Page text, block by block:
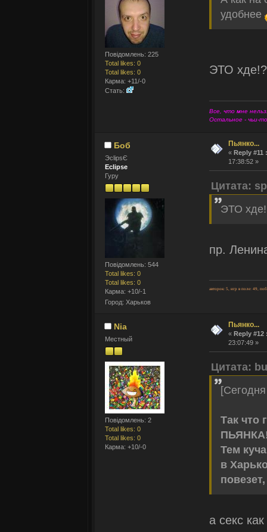
Повідомлень: 225
Total likes: 0
Total likes: 0
Карма: +11/-0
Стать:
удобнее
ЭТО хде!?
Все, что мне
Остальное - чьи-
Боб
ЭclipsЄ
Eclipse
Гуру
Повідомлень: 544
Total likes: 0
Total likes: 0
Карма: +10/-1
Город: Харьков
Пьянко...
« Reply #11 :
17:38:52 »
Цитата:
ЭТО
пр.
авторок: 5, игр в поле: 49,
Nia
Местный
Повідомлень: 2
Total likes: 0
Total likes: 0
Карма: +10/-0
Пьянко...
« Reply #12
23:07:49 »
Цитата:
Так что
Тем
в
а секс